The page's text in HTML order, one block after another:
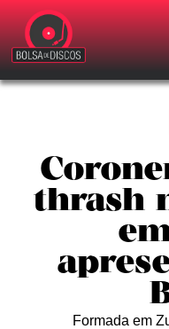
thrash
Formada em